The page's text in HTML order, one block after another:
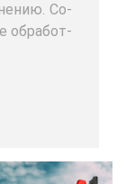
Со­
об­ра­бот­